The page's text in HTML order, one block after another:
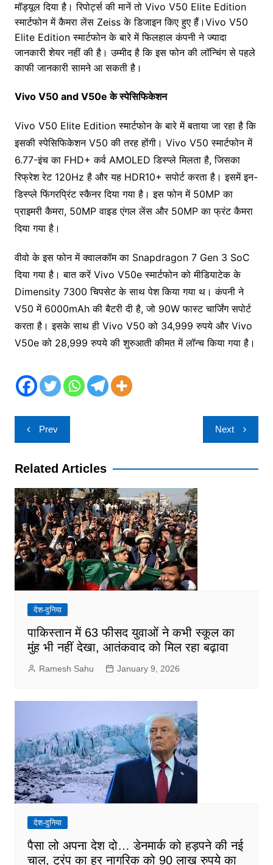
मॉड्यूल दिया है। रिपोर्ट्स की मानें तो Vivo V50 Elite Edition
स्मार्टफोन में कैमरा लेंस Zeiss के डिजाइन किए हुए हैं।Vivo V50
Elite Edition स्मार्टफोन के बारे में फिलहाल कंपनी ने ज्यादा
जानकारी शेयर नहीं की है। उम्मीद है कि इस फोन की लॉन्चिंग से पहले
काफी जानकारी सामने आ सकती है।
Vivo V50 and V50e के स्पेसिफिकेशन
Vivo V50 Elite Edition स्मार्टफोन के बारे में बताया जा रहा है कि
इसकी स्पेसिफिकेशन V50 की तरह होंगी। Vivo V50 स्मार्टफोन में
6.77-इंच का FHD+ कर्व AMOLED डिस्प्ले मिलता है, जिसका
रिफ्रेश रेट 120Hz है और यह HDR10+ सपोर्ट करता है। इसमें इन-
डिस्प्ले फिंगरप्रिंट स्कैनर दिया गया है। इस फोन में 50MP का
प्राइमरी कैमरा, 50MP वाइड एंगल लेंस और 50MP का फ्रंट कैमरा
दिया गया है।
वीवो के इस फोन में क्वालकॉम का Snapdragon 7 Gen 3 SoC
दिया गया है। बात करें Vivo V50e स्मार्टफोन को मीडियाटेक के
Dimensity 7300 चिपसेट के साथ पेश किया गया थ। कंपनी ने
V50 में 6000mAh की बैटरी दी है, जो 90W फास्ट चार्जिंग सपोर्ट
करता है। इसके साथ ही Vivo V50 को 34,999 रुपये और Vivo
V50e को 28,999 रुपये की शुरुआती कीमत में लॉन्च किया गया है।
Post
navigation
Prev Next
Related Articles
देश-दुनिया
पाकिस्तान में 63 फीसद युवाओं ने कभी स्कूल का
मुंह भी नहीं देखा, आतंकवाद को मिल रहा बढ़ावा
Ramesh Sahu January 9, 2026
देश-दुनिया
पैसा लो अपना देश दो… डेनमार्क को हड़पने की नई
चाल, ट्रंप का हर नागरिक को 90 लाख रुपये का